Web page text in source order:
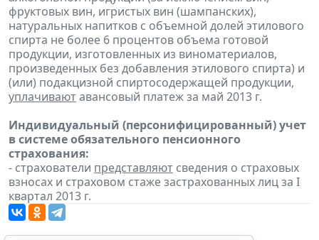
фруктовых вин, игристых вин (шампанских),
натуральных напитков с объемной долей этилового
спирта не более 6 процентов объема готовой
продукции, изготовленных из виноматериалов,
произведенных без добавления этилового спирта) и
(или) подакцизной спиртосодержащей продукции,
уплачиваютавансовый платеж за май 2013 г.
Индивидуальный (персонифицированный) учет
в системе обязательного пенсионного
страхования:
- страхователи представляют сведения о страховых
взносах и страховом стаже застрахованных лиц за I
квартал 2013 г.